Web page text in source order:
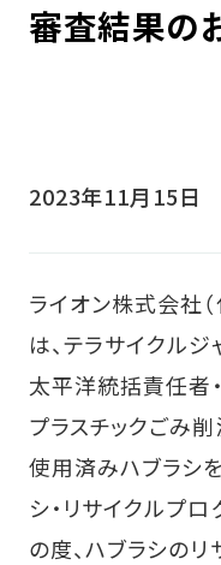
審査結果の
2023年11月15日
ライオン株式会社
は、テラサイクル
太平洋統括責任者・
プラスチックごみ
使用済みハブラシ
シ・リサイクルプロ
の度、ハブラシの